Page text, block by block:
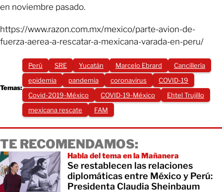
en noviembre pasado.
https://www.razon.com.mx/mexico/parte-avion-de-
fuerza-aerea-a-rescatar-a-mexicana-varada-en-peru/
Temas:
Perú SRE Yucatán Marcelo Ebrard
Cancillería
epidemia
pandemia coronavirus
COVID-19
Covid-2019-México
COVID-19-México
Ehtel Trujillo
mexicana rescate
FAM
TE RECOMENDAMOS:
Habla del tema en la Mañanera
Se restablecen las relaciones
diplomáticas entre México y Perú:
Presidenta Claudia Sheinbaum